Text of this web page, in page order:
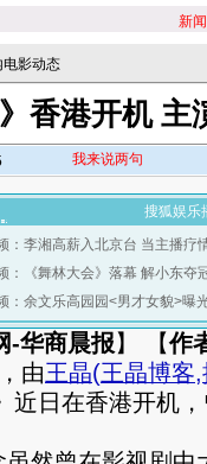
新闻
电影动态
香港开机 主
我来说两句
搜狐娱乐
：李湘高薪入北京台 当主播疗
：《舞林大会》落幕 解小东夺
：余文乐高园园<男才女貌>曝
-华商晨报】 【作
由王晶(王晶博客,
近日在香港开机